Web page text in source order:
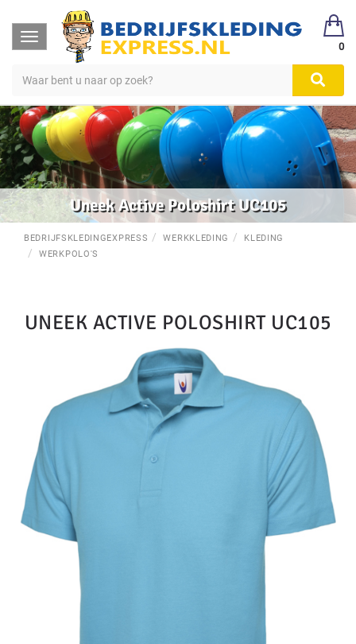
Toggle
navigation
0
Uneek Active Poloshirt UC105
BEDRIJFSKLEDINGEXPRESS WERKKLEDING
KLEDING
WERKPOLO'S
UNEEK ACTIVE POLOSHIRT UC105